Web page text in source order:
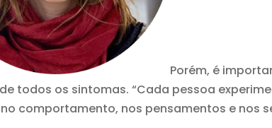
Porém, é
todos os sintomas. “Cada pessoa
comportamento, nos pensamentos e nos